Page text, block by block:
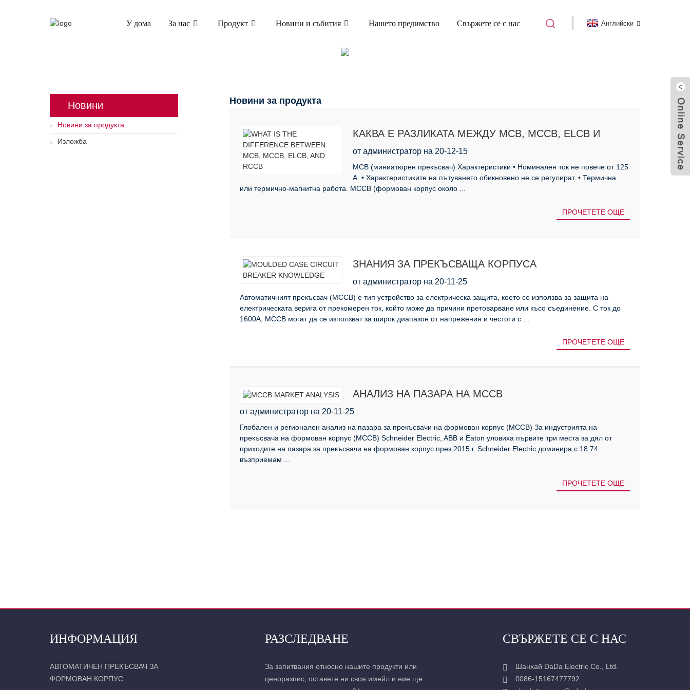
У дома За нас Продукт Новини и събития Нашето предимство Свържете се с нас Английски
Новини
Новини за продукта
Изложба
Новини за продукта
КАКВА Е РАЗЛИКАТА МЕЖДУ MCB, MCCB, ELCB И
RCCB
от администратор на 20-12-15
MCB (миниатюрен прекъсвач) Характеристики • Номинален ток не повече от 125
А. • Характеристиките на пътуването обикновено не се регулират. • Термична
или термично-магнитна работа. MCCB (формован корпус около ...
ПРОЧЕТЕТЕ ОЩЕ
ЗНАНИЯ ЗА ПРЕКЪСВАЩА КОРПУСА
от администратор на 20-11-25
Автоматичният прекъсвач (MCCB) е тип устройство за електрическа защита, което се използва за защита на
електрическата верига от прекомерен ток, който може да причини претоварване или късо съединение. С ток до
1600A, MCCB могат да се използват за широк диапазон от напрежения и честоти с ...
ПРОЧЕТЕТЕ ОЩЕ
АНАЛИЗ НА ПАЗАРА НА MCCB
от администратор на 20-11-25
Глобален и регионален анализ на пазара за прекъсвачи на формован корпус (MCCB) За индустрията на
прекъсвача на формован корпус (MCCB) Schneider Electric, ABB и Eaton уловиха първите три места за дял от
приходите на пазара за прекъсвачи на формован корпус през 2015 г. Schneider Electric доминира с 18.74
възприемам ...
ПРОЧЕТЕТЕ ОЩЕ
ИНФОРМАЦИЯ
АВТОМАТИЧЕН ПРЕКЪСВАЧ ЗА
ФОРМОВАН КОРПУС
РАЗСЛЕДВАНЕ
За запитвания относно нашите продукти или
ценоразпис, оставете ни своя имейл и ние ще
СВЪРЖЕТЕ СЕ С НАС
Шанхай DaDa Electric Co., Ltd.
0086-15167477792